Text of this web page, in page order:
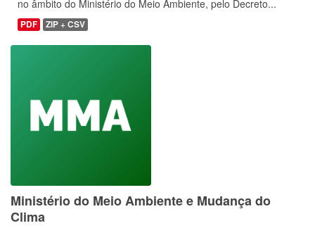
no âmbito do Ministério do Meio Ambiente, pelo Decreto...
PDF ZIP + CSV
Ministério do Meio Ambiente e Mudança do
Clima